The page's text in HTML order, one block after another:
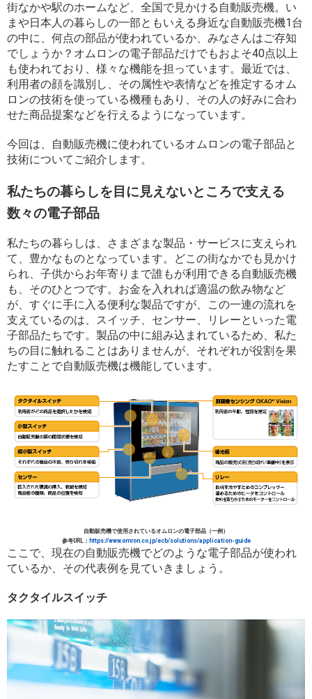
街なかや駅のホームなど、全国で見かける自動販売機。い
まや日本人の暮らしの一部ともいえる身近な自動販売機1台
の中に、何点の部品が使われているか、みなさんはご存知
でしょうか？オムロンの電子部品だけでもおよそ40点以上
も使われており、様々な機能を担っています。最近では、
利用者の顔を識別し、その属性や表情などを推定するオム
ロンの技術を使っている機種もあり、その人の好みに合わ
せた商品提案などを行えるようになっています。
今回は、自動販売機に使われているオムロンの電子部品と
技術についてご紹介します。
私たちの暮らしを目に見えないところで支える
数々の電子部品
私たちの暮らしは、さまざまな製品・サービスに支えられ
て、豊かなものとなっています。どこの街なかでも見かけ
られ、子供からお年寄りまで誰もが利用できる自動販売機
も、そのひとつです。お金を入れれば適温の飲み物など
が、すぐに手に入る便利な製品ですが、この一連の流れを
支えているのは、スイッチ、センサー、リレーといった電
子部品たちです。製品の中に組み込まれているため、私た
ちの目に触れることはありませんが、それぞれが役割を果
たすことで自動販売機は機能しています。
自動販売機で使用されているオムロンの電子部品（一例）
参考URL： https://www.omron.co.jp/ecb/solutions/application-guide
ここで、現在の自動販売機でどのような電子部品が使われ
ているか、その代表例を見ていきましょう。
タクタイルスイッチ